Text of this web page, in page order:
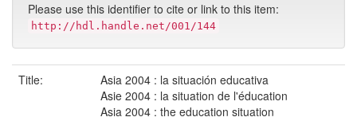
Please use this identifier to cite or link to this item:
http://hdl.handle.net/001/144
Title:
Asia 2004 : la situación educativa
Asie 2004 : la situation de l'éducation
Asia 2004 : the education situation